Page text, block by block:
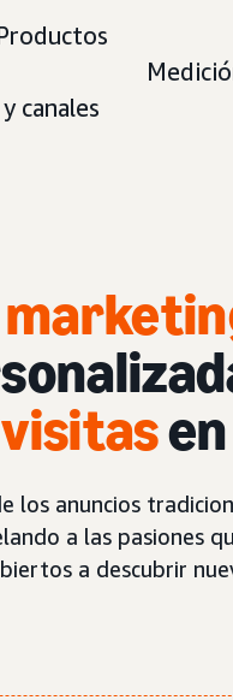
y canales
los anuncios
a las pasiones
a descubrir